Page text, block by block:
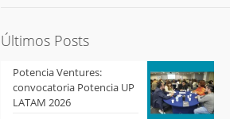
Últimos Posts
Potencia Ventures:
convocatoria Potencia UP
LATAM 2026